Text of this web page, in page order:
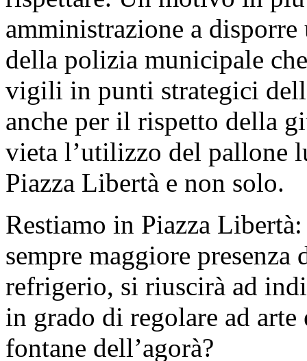
amministrazione a
della polizia municipale
vigili in punti strategici
anche per il rispetto della
vieta l’utilizzo del pallone
Piazza Libertà e non solo.
Restiamo in Piazza
sempre maggiore
refrigerio, si riuscirà ad
in grado di regolare ad
fontane dell’agorà?